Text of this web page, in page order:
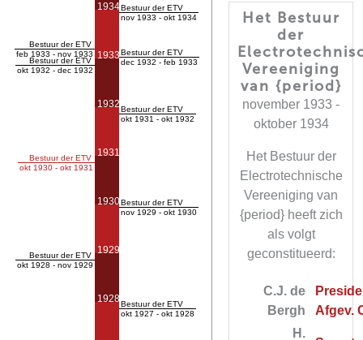
Het Bestuur
der
Vereeniging
van {period}
november 1933 -
oktober 1934
Het Bestuur der
Electrotechnische
Vereeniging van
{period} heeft zich
als volgt
geconstitueerd:
C.J. de
Bergh
Afgev.
H.
Bestuur der ETV
feb 1933 - nov 1933
Bestuur der ETV
okt 1932 - dec 1932
Bestuur der ETV
okt 1930 - okt 1931
Bestuur der ETV
okt 1928 - nov 1929
1934
1933
1932
1931
1930
1929
1928
Bestuur der ETV
nov 1933 - okt 1934
Bestuur der ETV
dec 1932 - feb 1933
Bestuur der ETV
okt 1931 - okt 1932
Bestuur der ETV
nov 1929 - okt 1930
Bestuur der ETV
okt 1927 - okt 1928